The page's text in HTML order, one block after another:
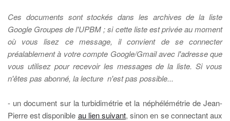
Ces documents sont stockés dans les archives de la liste
Google Groupes de l'UPBM ; si cette liste est privée au moment
où vous lisez ce message, il convient de se connecter
préalablement à votre compte Google/Gmail avec l'adresse que
vous utilisez pour recevoir les messages de la liste. Si vous
n'êtes pas abonné, la lecture n'est pas possible...
- un document sur la turbidimétrie et la néphélémétrie de Jean-
Pierre est disponible au lien suivant, sinon en se connectant aux